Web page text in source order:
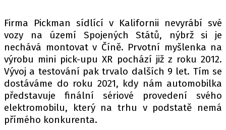
MOTORSPORT
PIT LANE
ČEŠI V AKCI
FIA CEZ & POHÁRY
MEZINÁRODNÍ SCÉNA
SLEDUJTE NÁS NA
Firma Pickman sídlící v Kalifornii nevyrábí své
vozy na území Spojených Států, nýbrž si je
nechává montovat v Číně. Prvotní myšlenka na
výrobu mini pick-upu XR pochází již z roku 2012.
Vývoj a testování pak trvalo dalších 9 let. Tím se
dostáváme do roku 2021, kdy nám automobilka
představuje finální sériové provedení svého
elektromobilu, který na trhu v podstatě nemá
přímého konkurenta.